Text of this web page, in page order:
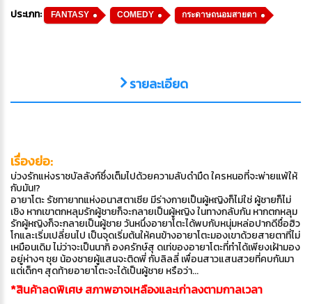
ประเภท: FANTASY COMEDY กระดาษถนอมสายตา
รายละเอียด
เรื่องย่อ:
บ่วงรักแห่งราชบัลลังก์ซึ่งเต็มไปด้วยความลับดำมืด ใครหนอที่จะพ่ายแพ้ให้
กับมัน!?
อายาโตะ รัชทายาทแห่งอนาสตาเซีย มีร่างกายเป็นผู้หญิงก็ไม่ใช่ ผู้ชายก็ไม่
เชิง หากเขาตกหลุมรักผู้ชายก็จะกลายเป็นผู้หญิง ในทางกลับกัน หากตกหลุม
รักผู้หญิงก็จะกลายเป็นผู้ชาย วันหนึ่งอายาโตะได้พบกับหนุ่มหล่อปากดีชื่อฮิว
โกและเริ่มเปลี่ยนไป เป็นจุดเริ่มต้นให้คนข้างอายาโตะมองเขาด้วยสายตาที่ไม่
เหมือนเดิม ไม่ว่าจะเป็นนากิ องครักษ์สุ ดเท่ของอายาโตะที่ทำได้เพียงเฝ้ามอง
อยู่ห่างๆ ซุย น้องชายผู้แสนจะติดพี่ กับลิลลี่ เพื่อนสาวแสนสวยที่คบกันมา
แต่เด็กๆ สุดท้ายอายาโตะจะได้เป็นผู้ชาย หรือว่า...
*สินค้าลดพิเศษ สภาพอาจเหลืองและเก่าลงตามกาลเวลา